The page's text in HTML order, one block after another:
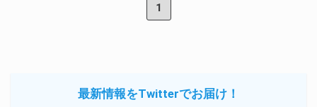
1
最新情報をTwitterでお届け！